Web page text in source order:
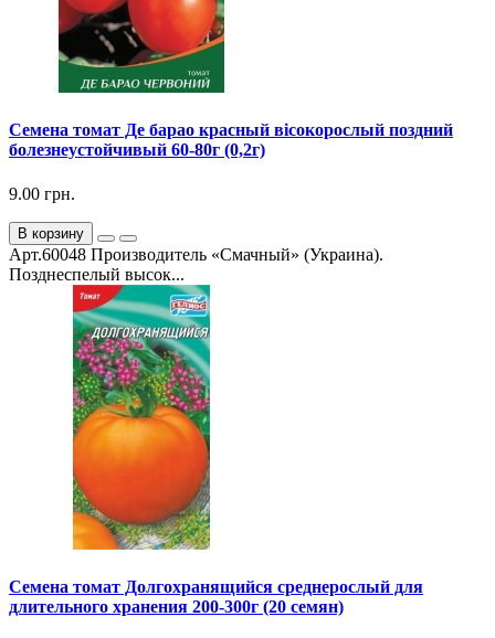
Семена томат Де барао красный вісокорослый поздний
болезнеустойчивый 60-80г (0,2г)
9.00 грн.
В корзину
Арт.60048 Производитель «Смачный» (Украина).
Позднеспелый высок...
Семена томат Долгохранящийся среднерослый для
длительного хранения 200-300г (20 семян)